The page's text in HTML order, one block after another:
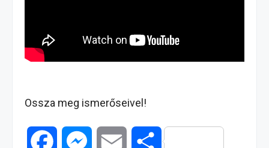
Ossza meg ismerőseivel!
O